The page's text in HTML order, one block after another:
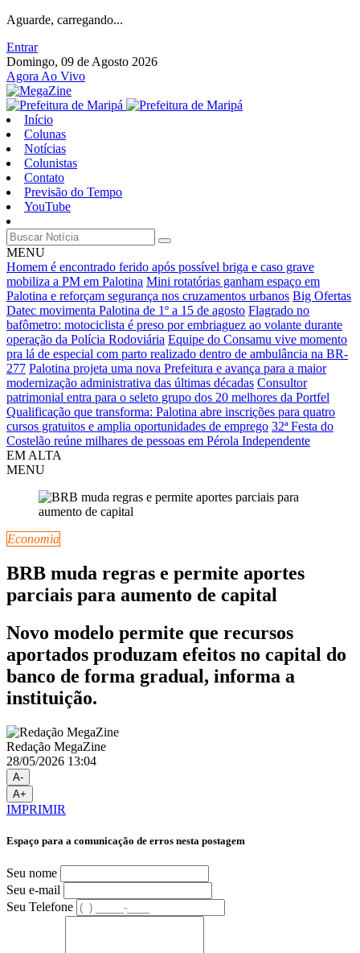
Aguarde, carregando...
Entrar
Domingo, 09 de Agosto 2026
Agora Ao Vivo
Início
Colunas
Notícias
Colunistas
Contato
Previsão do Tempo
YouTube
MENU
Homem é encontrado ferido após possível briga e caso grave
mobiliza a PM em Palotina Mini rotatórias ganham espaço em
Palotina e reforçam segurança nos cruzamentos urbanos Big Ofertas
Datec movimenta Palotina de 1º a 15 de agosto Flagrado no
bafômetro: motociclista é preso por embriaguez ao volante durante
operação da Polícia Rodoviária Equipe do Consamu vive momento
pra lá de especial com parto realizado dentro de ambulância na BR-
277 Palotina projeta uma nova Prefeitura e avança para a maior
modernização administrativa das últimas décadas Consultor
patrimonial entra para o seleto grupo dos 20 melhores da Portfel
Qualificação que transforma: Palotina abre inscrições para quatro
cursos gratuitos e amplia oportunidades de emprego 32ª Festa do
Costelão reúne milhares de pessoas em Pérola Independente
EM ALTA
MENU
Economia
BRB muda regras e permite aportes
parciais para aumento de capital
Novo modelo permite que recursos
aportados produzam efeitos no capital do
banco de forma gradual, informa a
instituição.
Redação MegaZine
28/05/2026 13:04
A-
A+
IMPRIMIR
Espaço para a comunicação de erros nesta postagem
Seu nome
Seu e-mail
Seu Telefone